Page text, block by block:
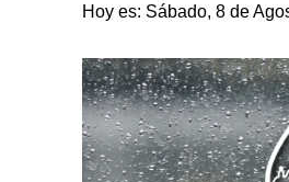
ENTRETENIMIENTO
Hoy es: Sábado, 8 de